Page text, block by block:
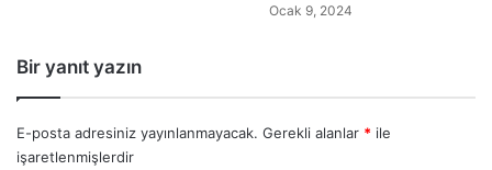
Ocak 9, 2024
Bir yanıt yazın
E-posta adresiniz yayınlanmayacak. Gerekli alanlar * ile
işaretlenmişlerdir